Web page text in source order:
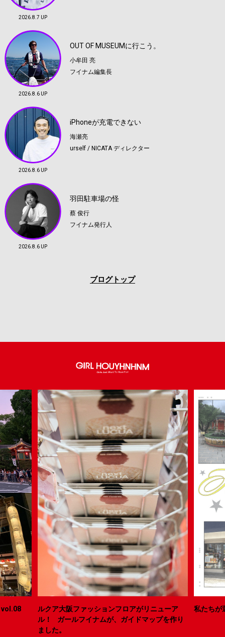
2026.8.7 UP
2026.8.6 UP
OUT OF MUSEUMに行こう。
小牟田 亮
フイナム編集長
2026.8.6 UP
iPhoneが充電できない
海瀬亮
urself / NICATA ディレクター
2026.8.6 UP
羽田駐車場の怪
蔡 俊行
フイナム発行人
ブログトップ
vol.08
ルクア大阪ファッションフロアがリニューア
ル！ ガールフイナムが、ガイドマップを作り
ました。
私たちが